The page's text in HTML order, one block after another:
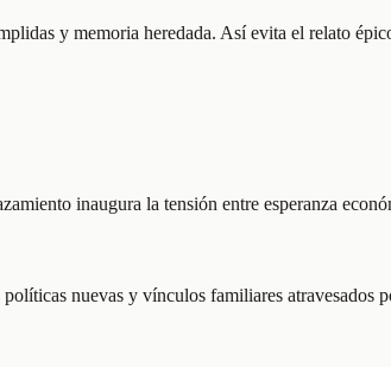
y memoria heredada. Así evita el relato
inaugura la tensión entre esperanza
nuevas y vínculos familiares atravesados